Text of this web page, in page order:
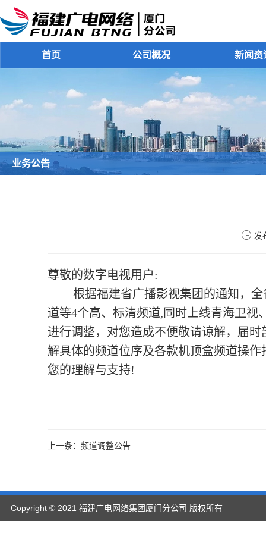
首页 公司概况 新闻
业务公告
发
尊敬的数字电视用户:
根据福建省广播影视集团的通知 ，全
道等4个高、标清频道,同时上线青海卫视
进行调整， 对您造成不便敬请谅解，届时
解具体的频道位序及各款机顶盒频道操作
您的理解与支持!
上一条：频道调整公告
Copyright © 2021 福建广电网络集团厦门分公司 版权所有